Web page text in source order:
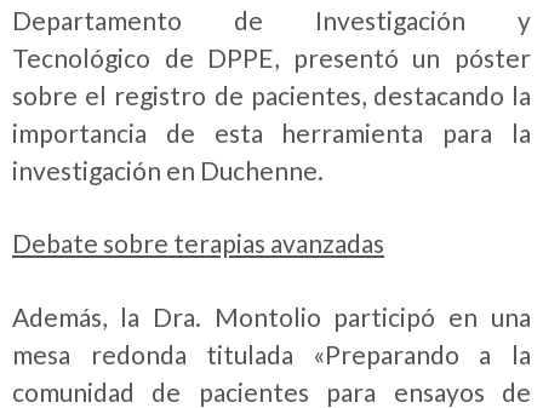
Departamento de Investigación y
Tecnológico de DPPE, presentó un póster
sobre el registro de pacientes, destacando la
importancia de esta herramienta para la
investigación en Duchenne.
Debate sobre terapias avanzadas
Además, la Dra. Montolio participó en una
mesa redonda titulada «Preparando a la
comunidad de pacientes para ensayos de